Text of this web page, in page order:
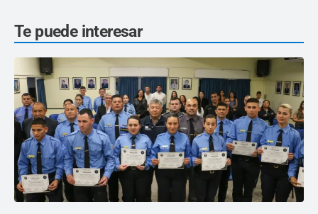
Te puede interesar